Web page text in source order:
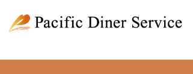
容
ス